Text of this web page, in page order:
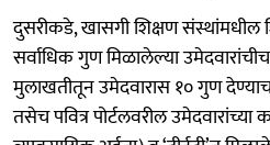
दुसरीकडे, खासगी शिक्षण संस्थांमधील
सर्वाधिक गुण मिळालेल्या
मुलाखतीतून उमेदवारास १० गुण
तसेच पवित्र पोर्टलवरील